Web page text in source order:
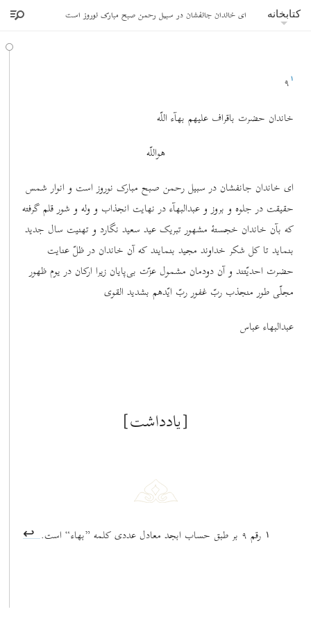
کتابخانه ای خاندان جانفشان در سبیل رحمن صبح مبارک نوروز است
۹ ١
خاندان حضرت باقراف علیهم بهآء اللّه
هواللّه
ای خاندان جانفشان در سبیل رحمن صبح مبارک نوروز است و انوار شمس
حقیقت در جلوه و بروز و عبدالبهآء در نهایت انجذاب و وله و شور قلم گرفته
که بآن خاندان خجستۀ مشهور تبریک عید سعید نگارد و تهنیت سال جدید
بنماید تا کل شکر خداوند مجید بنمایند که آن خاندان در ظلّ عنایت
حضرت احدیّتند و آن دودمان مشمول عزّت بی‌پایان زیرا ارکان در یوم ظهور
مجلّی طور منجذب ربّ غفور ربّ ایّدهم بشدید القوی
عبدالبهاء عباس
[یادداشت]
١ رقم ٩ بر طبق حساب ابجد معادل عددی کلمه ”بهاء“ است.